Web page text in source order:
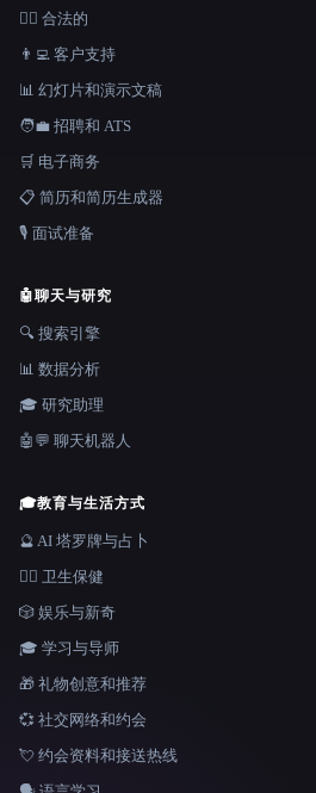
👩‍⚖️ 合法的
👨‍💻 客户支持
📊 幻灯片和演示文稿
🧑‍💼 招聘和 ATS
🛒 电子商务
📋 简历和简历生成器
🎙️ 面试准备
🤖聊天与研究
🔍 搜索引擎
📊 数据分析
🎓 研究助理
🤖💬 聊天机器人
🎓教育与生活方式
🔮 AI 塔罗牌与占卜
👩‍⚕️ 卫生保健
🎲 娱乐与新奇
🎓 学习与导师
🎁 礼物创意和推荐
💞 社交网络和约会
💘 约会资料和接送热线